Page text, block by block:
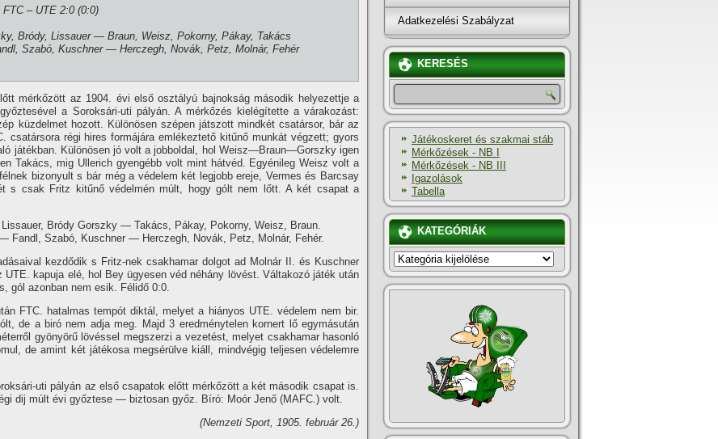
– UTE 2:0 (0:0)
Bródy, Lissauer — Braun, Weisz, Pokorny, Pákay, Takács
Szabó, Kuschner — Herczegh, Novák, Petz, Molnár, Fehér
mérkőzött az 1904. évi első osztályú bajnokság második helyezettje a
a Soroksári-uti pályán. A mérkőzés kielégí­tette a várakozást:
küzdelmet hozott. Különösen szépen játszott mindkét csatársor, bár az
csatársora régi hires formájára emlékeztető kitűnő munkát végzett; gyors
játékban. Különösen jó volt a jobboldal, hol Weisz—Braun—Gorszky igen
Takács, mig Ullerich gyengébb volt mint hátvéd. Egyénileg Weisz volt a
bizonyult s bár még a védelem két legjobb ereje, Vermes és Barcsay
s csak Fritz kitűnő védelmén múlt, hogy gólt nem lőtt. A két csapat a
Bródy Gorszky — Takács, Pákay, Pokorny, Weisz, Braun.
Fandl, Szabó, Kuschner — Herczegh, Novák, Petz, Molnár, Fehér.
kezdődik s Fritz-nek csakhamar dolgot ad Molnár II. és Kuschner
kapuja elé, hol Bey ügyesen véd néhány lövést. Váltakozó játék után
gól azonban nem esik. Félidő 0:0.
FTC. hatalmas tempót diktál, melyet a hiányos UTE. védelem nem bir.
de a biró nem adja meg. Majd 3 eredménytelen kornert lő egymásután
gyönyörű lövéssel megszerzi a vezetést, melyet csakhamar hasonló
de amint két játékosa megsérülve kiáll, mindvégig teljesen védelemre
uti pályán az első csapatok előtt mérkőzött a két második csapat is.
dij múlt évi győztese — biztosan győz. Bí­ró: Moór Jenő (MAFC.) volt.
(Nemzeti Sport, 1905. február 26.)
Adatkezelési Szabályzat
KERESÉS
Játékoskeret és szakmai stáb
Mérkőzések - NB I
Mérkőzések - NB III
Igazolások
Tabella
KATEGÓRIÁK
KATEGÓRIÁK